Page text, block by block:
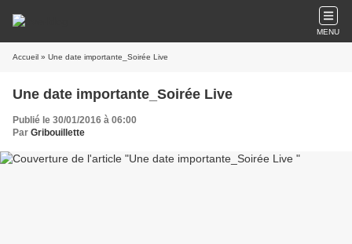
MENU
Accueil » Une date importante_Soirée Live
Une date importante_Soirée Live
Publié le 30/01/2016 à 06:00
Par Gribouillette